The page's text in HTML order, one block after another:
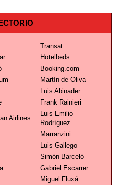
Transat
Hotelbeds
Booking.com
Martín de Oliva
Luis Abinader
Frank Rainieri
Airlines
Luis Emilio
Rodríguez
Marranzini
Luis Gallego
Simón Barceló
Gabriel Escarrer
Miguel Fluxá